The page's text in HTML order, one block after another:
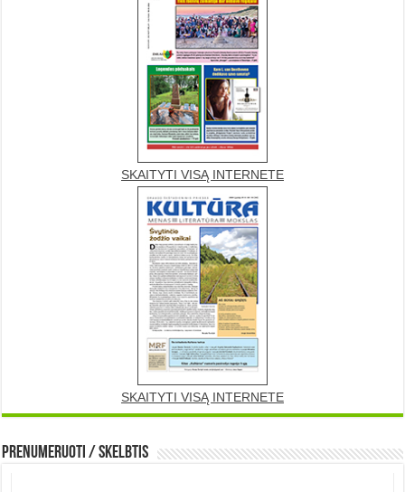
SKAITYTI VISĄ INTERNETE
SKAITYTI VISĄ INTERNETE
Prenumeruoti / Skelbtis